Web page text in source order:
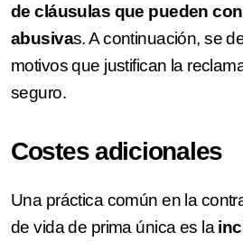
de cláusulas que pueden
abusivas. A continuación, se
motivos que justifican la
seguro.
Costes adicionales
Una práctica común en la
de vida de prima única es la